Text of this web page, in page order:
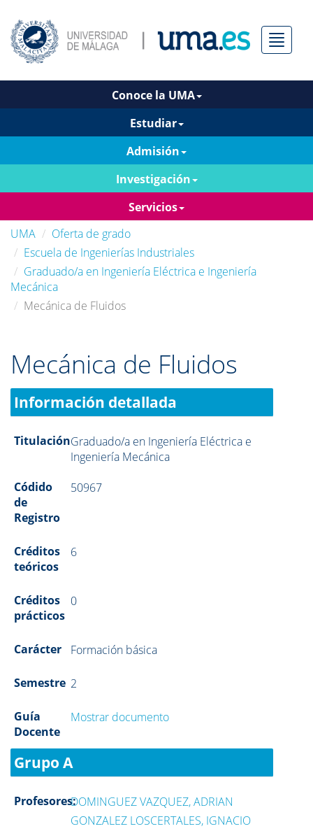
Menú
Conoce la UMA
Estudiar
Admisión
Investigación
Servicios
UMA
Oferta de grado
Escuela de Ingenierías Industriales
Graduado/a en Ingeniería Eléctrica e Ingeniería
Mecánica
Mecánica de Fluidos
Mecánica de Fluidos
Información detallada
TitulaciónGraduado/a en Ingeniería Eléctrica e
Ingeniería Mecánica
Códido
de
Registro
50967
Créditos
teóricos
6
Créditos
prácticos
0
Carácter Formación básica
Semestre 2
Guía
Docente
Mostrar documento
Grupo A
Profesores:DOMINGUEZ VAZQUEZ, ADRIAN
GONZALEZ LOSCERTALES, IGNACIO